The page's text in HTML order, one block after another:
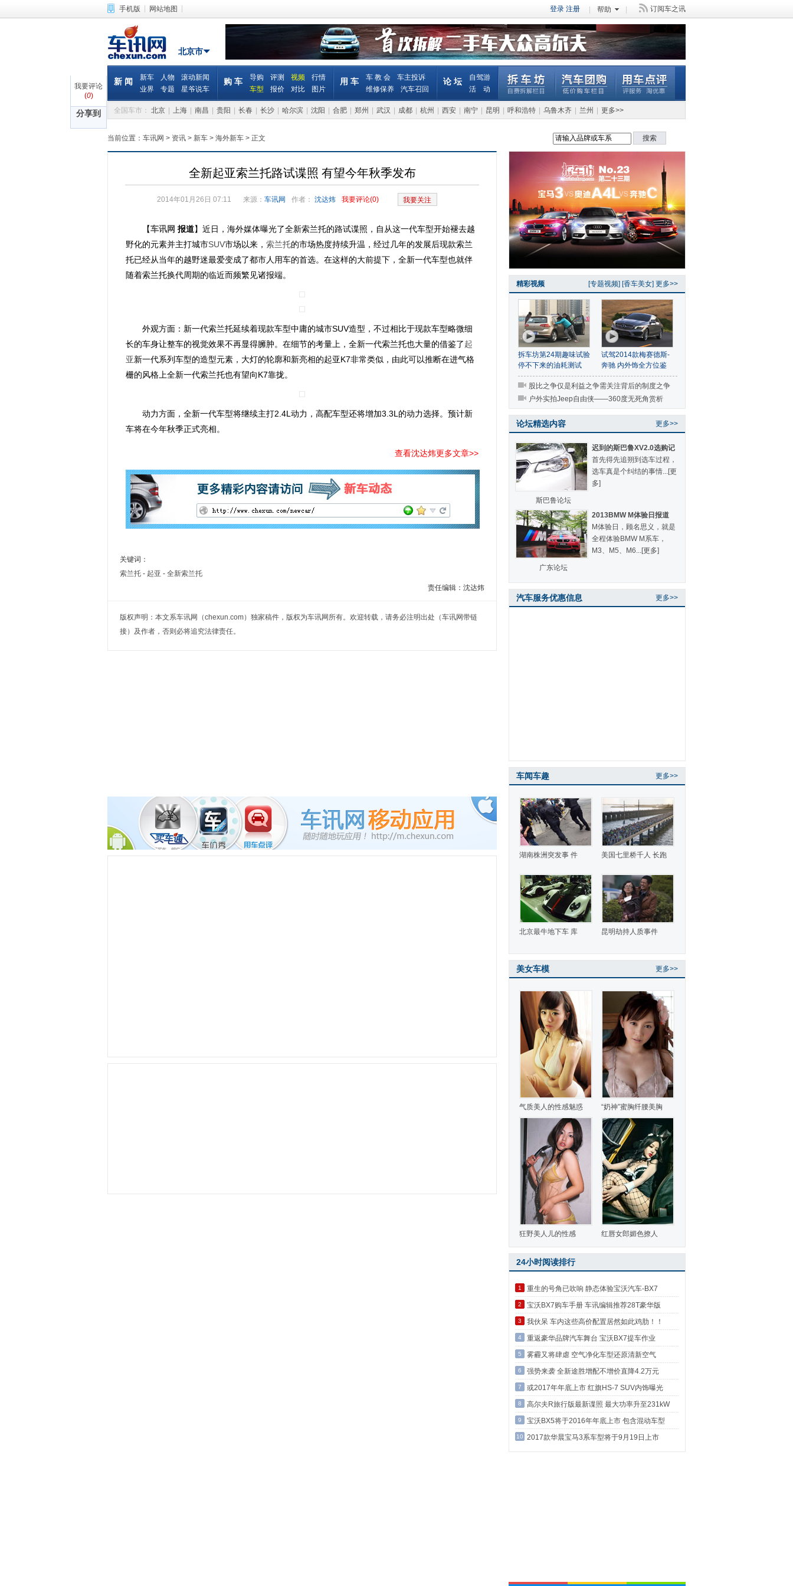
我要评论
(0)
分享到
订阅车之讯
手机版 网站地图 帮助
登录 注册
北京市
新 闻 新车 人物
滚动新闻
业界
专题 星爷说车
购 车 导购 评测 视频
行情
车型
报价 对比 图片
用 车 车 教 会
车主投诉
维修保养
汽车召回
论 坛
自驾游
活 动
全国车市： 北京 上海 南昌 贵阳 长春 长沙 哈尔滨 沈阳 合肥 郑州 武汉 成都 杭州 西安 南宁 昆明 呼和浩特 乌鲁木齐 兰州 更多>>
搜索
当前位置： 车讯网 > 资讯 > 新车 > 海外新车 > 正文
全新起亚索兰托路试谍照 有望今年秋季发布
2014年01月26日 07:11 来源： 车讯网 作者： 沈达炜 我要评论(0) 我要关注
【车讯网 报道】近日，海外媒体曝光了全新索兰托的路试谍照，自从这一代车型开始褪去越
野化的元素并主打城市SUV市场以来， 索兰托的市场热度持续升温，经过几年的发展后现款索兰
托已经从当年的越野迷最爱变成了都市人用车的首选。在这样的大前提下，全新一代车型也就伴
随着索兰托换代周期的临近而频繁见诸报端。
外观方面：新一代索兰托延续着现款车型中庸的城市SUV造型，不过相比于现款车型略微细
长的车身让整车的视觉效果不再显得臃肿。在细节的考量上，全新一代索兰托也大量的借鉴了起
亚新一代系列车型的造型元素，大灯的轮廓和新亮相的起亚K7非常类似，由此可以推断在进气格
栅的风格上全新一代索兰托也有望向K7靠拢。
动力方面，全新一代车型将继续主打2.4L动力，高配车型还将增加3.3L的动力选择。预计新
车将在今年秋季正式亮相。
查看沈达炜更多文章>>
关键词：
索兰托 - 起亚 - 全新索兰托
责任编辑：沈达炜
版权声明：本文系车讯网（chexun.com）独家稿件，版权为车讯网所有。欢迎转载，请务必注明出处（车讯网带链
接）及作者，否则必将追究法律责任。
[专题视频] [香车美女] 更多>>
精彩视频
拆车坊第24期趣味试验
停不下来的油耗测试
试驾2014款梅赛德斯-
奔驰 内外饰全方位鉴
赏
股比之争仅是利益之争需关注背后的制度之争
户外实拍Jeep自由侠——360度无死角赏析
更多>>
论坛精选内容
斯巴鲁论坛
迟到的斯巴鲁XV2.0选购记
首先得先追朔到选车过程，
选车真是个纠结的事情...[更
多]
广东论坛
2013BMW M体验日报道
M体验日，顾名思义，就是
全程体验BMW M系车，
M3、M5、M6...[更多]
更多>>
汽车服务优惠信息
更多>>
车闻车趣
湖南株洲突发事 件 美国七里桥千人 长跑
北京最牛地下车 库 昆明劫持人质事件
更多>>
美女车模
气质美人的性感魅惑 “奶神”蜜胸纤腰美胸
狂野美人儿的性感 红唇女郎媚色撩人
24小时阅读排行
1 重生的号角已吹响 静态体验宝沃汽车-BX7
2 宝沃BX7购车手册 车讯编辑推荐28T豪华版
3 我伙呆 车内这些高价配置居然如此鸡肋！！
4 重返豪华品牌汽车舞台 宝沃BX7提车作业
5 雾霾又将肆虐 空气净化车型还原清新空气
6 强势来袭 全新途胜增配不增价直降4.2万元
7 或2017年年底上市 红旗HS-7 SUV内饰曝光
8 高尔夫R旅行版最新谍照 最大功率升至231kW
9 宝沃BX5将于2016年年底上市 包含混动车型
10 2017款华晨宝马3系车型将于9月19日上市